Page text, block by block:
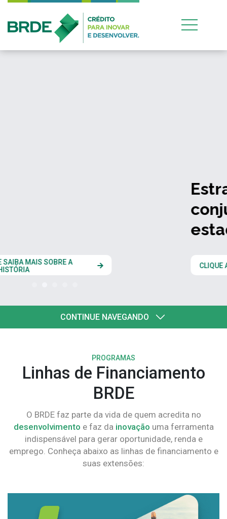
conjunta entre os quatro
CLIQUE AQUI
CONTINUE NAVEGANDO
PROGRAMAS
Linhas de Financiamento
BRDE
O BRDE faz parte da vida de quem acredita no
desenvolvimento e faz da inovação uma ferramenta
indispensável para gerar oportunidade, renda e
emprego. Conheça abaixo as linhas de financiamento e
suas extensões: